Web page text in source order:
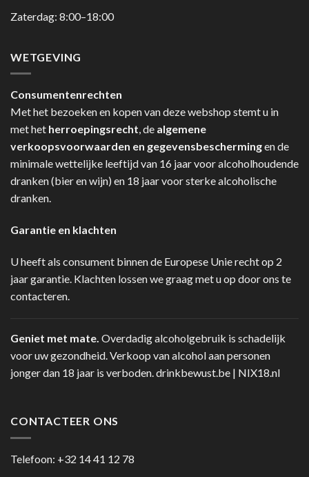
Zaterdag: 8:00–18:00
WETGEVING
Consumentenrechten
Met het bezoeken en kopen van deze webshop stemt u in
met het herroepingsrecht, de algemene
verkoopsvoorwaarden en gegevensbeschermingen de
minimale wettelijke leeftijd van 16 jaar voor alcoholhoudende
dranken (bier en wijn) en 18 jaar voor sterke alcoholische
dranken.
Garantie en klachten
U heeft als consument binnen de Europese Unie recht op 2
jaar garantie. Klachten lossen we graag met u op door ons te
contacteren.
Geniet met mate. Overdadig alcoholgebruik is schadelijk
voor uw gezondheid. Verkoop van alcohol aan personen
jonger dan 18 jaar is verboden.drinkbewust.be | NIX18.nl
CONTACTEER ONS
Telefoon: +32 14 41 12 78